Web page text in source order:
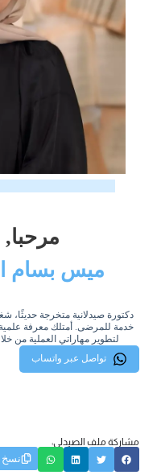
مرحبا,
ميس بسام
دكتورة صيدلانية متخرجة حديثًا،
خدمة للمرضى. أمتلك معرفة علمية
لتطوير مهاراتي العملية من
تواصل عبر واتساب
مشاركة ملف الصيدلي:
نسخ